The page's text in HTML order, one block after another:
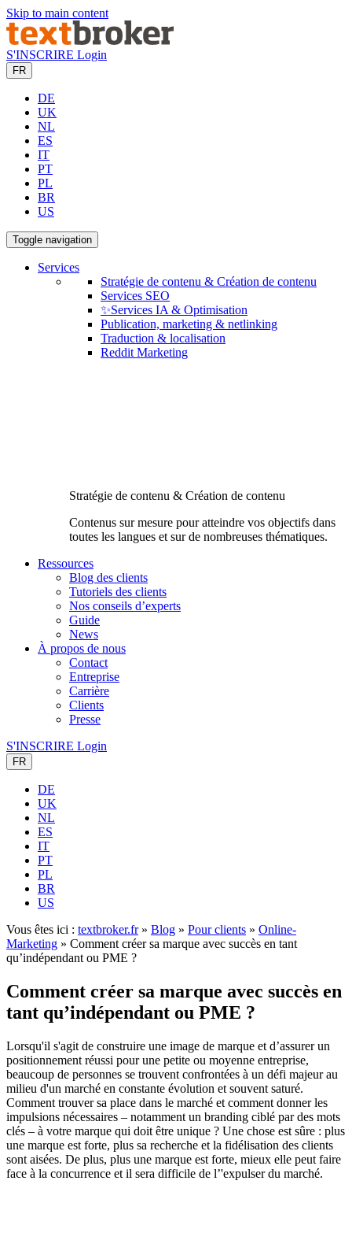
Skip to main content
S'INSCRIRE Login
FR
DE
UK
NL
ES
IT
PT
PL
BR
US
Toggle navigation
Services
Stratégie de contenu & Création de contenu
Services SEO
✨Services IA & Optimisation
Publication, marketing & netlinking
Traduction & localisation
Reddit Marketing
Stratégie de contenu & Création de contenu
Contenus sur mesure pour atteindre vos objectifs dans
toutes les langues et sur de nombreuses thématiques.
Ressources
Blog des clients
Tutoriels des clients
Nos conseils d’experts
Guide
News
À propos de nous
Contact
Entreprise
Carrière
Clients
Presse
S'INSCRIRE Login
FR
DE
UK
NL
ES
IT
PT
PL
BR
US
Vous êtes ici : textbroker.fr» Blog » Pour clients » Online-
Marketing » Comment créer sa marque avec succès en tant
qu’indépendant ou PME ?
Comment créer sa marque avec succès en
tant qu’indépendant ou PME ?
Lorsqu'il s'agit de construire une image de marque et d’assurer un
positionnement réussi pour une petite ou moyenne entreprise,
beaucoup de personnes se trouvent confrontées à un défi majeur au
milieu d'un marché en constante évolution et souvent saturé.
Comment trouver sa place dans le marché et comment donner les
impulsions nécessaires – notamment un branding ciblé par des mots
clés – à votre marque qui doit être unique ? Une chose est sûre : plus
une marque est forte, plus sa recherche et la fidélisation des clients
sont aisées. De plus, plus une marque est forte, mieux elle peut faire
face à la concurrence et il sera difficile de l’'expulser du marché.